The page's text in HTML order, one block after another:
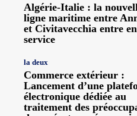
Algérie-Italie : la
ligne maritime entre
et Civitavecchia entre en
service
la deux
Commerce extérieur :
Lancement d’une
électronique dédiée au
traitement des